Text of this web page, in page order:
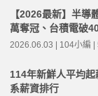
【2026最新】半導
萬奪冠、台積電破
2026.06.03 | 104小編 |
114年新鮮人平均
系薪資排行